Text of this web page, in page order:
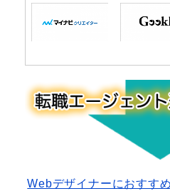
Webデザイナーにおすす